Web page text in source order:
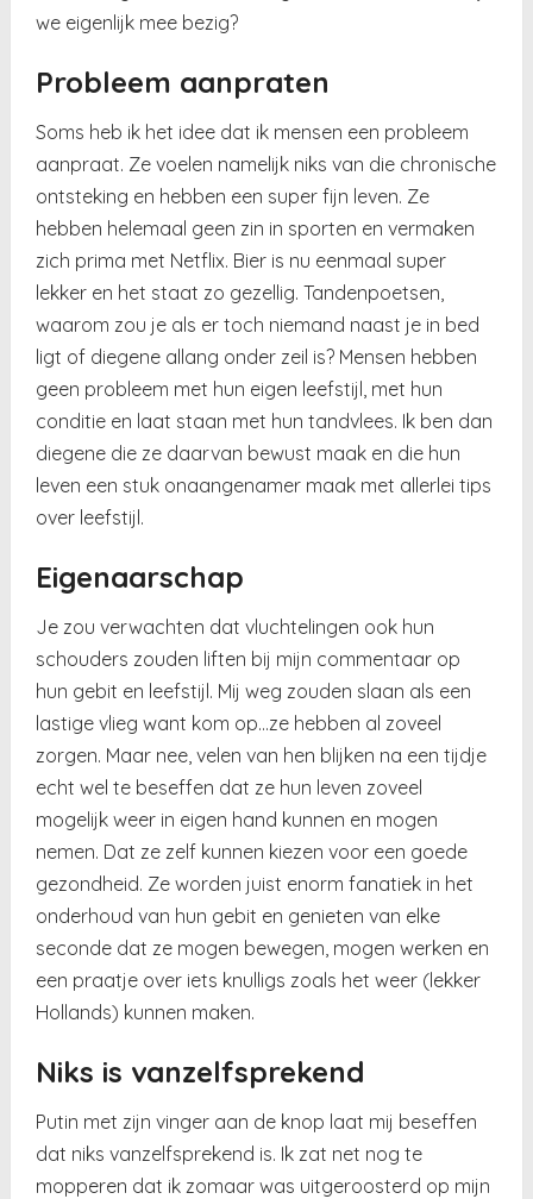
we eigenlijk mee bezig?
Probleem aanpraten
Soms heb ik het idee dat ik mensen een probleem
aanpraat. Ze voelen namelijk niks van die chronische
ontsteking en hebben een super fijn leven. Ze
hebben helemaal geen zin in sporten en vermaken
zich prima met Netflix. Bier is nu eenmaal super
lekker en het staat zo gezellig. Tandenpoetsen,
waarom zou je als er toch niemand naast je in bed
ligt of diegene allang onder zeil is? Mensen hebben
geen probleem met hun eigen leefstijl, met hun
conditie en laat staan met hun tandvlees. Ik ben dan
diegene die ze daarvan bewust maak en die hun
leven een stuk onaangenamer maak met allerlei tips
over leefstijl.
Eigenaarschap
Je zou verwachten dat vluchtelingen ook hun
schouders zouden liften bij mijn commentaar op
hun gebit en leefstijl. Mij weg zouden slaan als een
lastige vlieg want kom op…ze hebben al zoveel
zorgen. Maar nee, velen van hen blijken na een tijdje
echt wel te beseffen dat ze hun leven zoveel
mogelijk weer in eigen hand kunnen en mogen
nemen. Dat ze zelf kunnen kiezen voor een goede
gezondheid. Ze worden juist enorm fanatiek in het
onderhoud van hun gebit en genieten van elke
seconde dat ze mogen bewegen, mogen werken en
een praatje over iets knulligs zoals het weer (lekker
Hollands) kunnen maken.
Niks is vanzelfsprekend
Putin met zijn vinger aan de knop laat mij beseffen
dat niks vanzelfsprekend is. Ik zat net nog te
mopperen dat ik zomaar was uitgeroosterd op mijn